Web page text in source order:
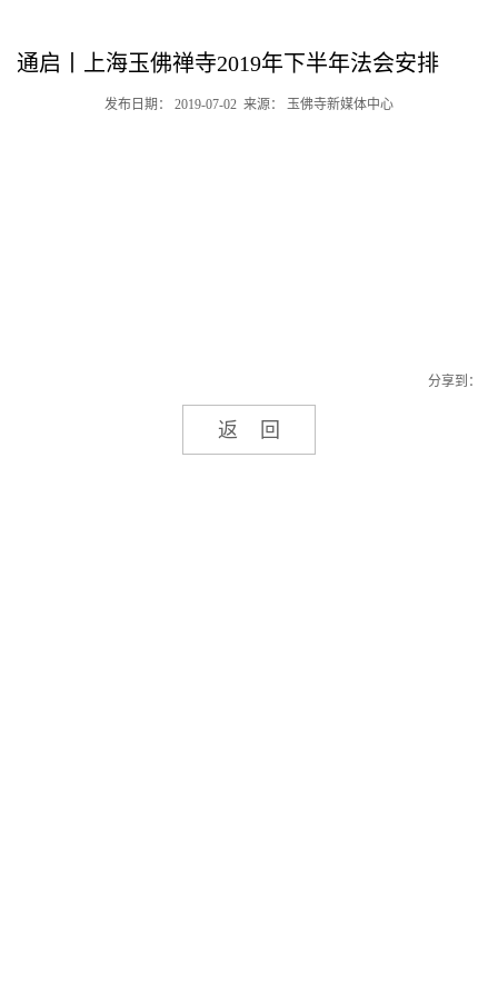
通启丨上海玉佛禅寺2019年下半年法会安排
发布日期： 2019-07-02 来源： 玉佛寺新媒体中心
分享到：
返回